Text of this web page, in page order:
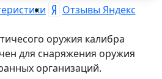
Отзывы Яндекс
оружия калибра
для снаряжения оружия
организаций.